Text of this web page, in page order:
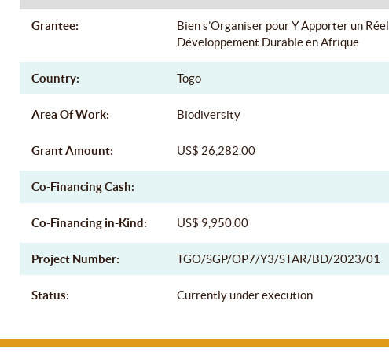
Grantee:
Bien s’Organiser pour Y Apporter un Réel
Développement Durable en Afrique
Country: Togo
Area Of Work: Biodiversity
Grant Amount: US$ 26,282.00
Co-Financing Cash:
Co-Financing in-Kind: US$ 9,950.00
Project Number: TGO/SGP/OP7/Y3/STAR/BD/2023/01
Status: Currently under execution